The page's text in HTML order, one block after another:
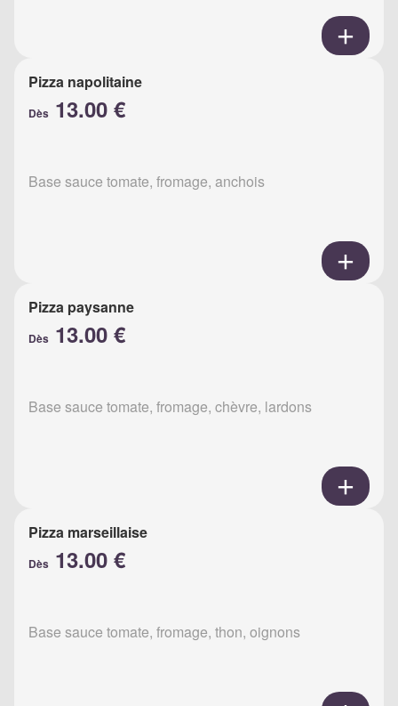
Pizza napolitaine
Dès 13.00 €
Base sauce tomate, fromage, anchois
Pizza paysanne
Dès 13.00 €
Base sauce tomate, fromage, chèvre, lardons
Pizza marseillaise
Dès 13.00 €
Base sauce tomate, fromage, thon, oignons